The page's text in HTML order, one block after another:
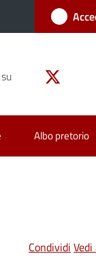
Albo pretorio
Condividi